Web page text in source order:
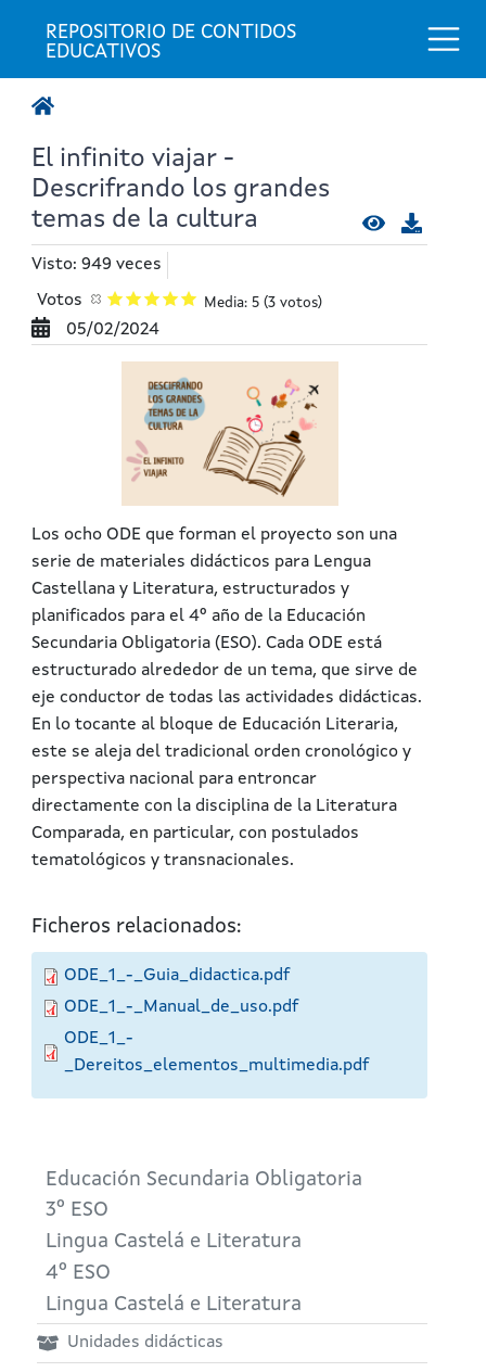
REPOSITORIO DE CONTIDOS
EDUCATIVOS
El infinito viajar -
Descrifrando los grandes
temas de la cultura
Visto: 949 veces
Votos Media: 5 (3 votos)
05/02/2024
Los ocho ODE que forman el proyecto son una
serie de materiales didácticos para Lengua
Castellana y Literatura, estructurados y
planificados para el 4º año de la Educación
Secundaria Obligatoria (ESO). Cada ODE está
estructurado alrededor de un tema, que sirve de
eje conductor de todas las actividades didácticas.
En lo tocante al bloque de Educación Literaria,
este se aleja del tradicional orden cronológico y
perspectiva nacional para entroncar
directamente con la disciplina de la Literatura
Comparada, en particular, con postulados
tematológicos y transnacionales.
Ficheros relacionados:
ODE_1_-_Guia_didactica.pdf
ODE_1_-_Manual_de_uso.pdf
ODE_1_-
_Dereitos_elementos_multimedia.pdf
Educación Secundaria Obligatoria
3º ESO
Lingua Castelá e Literatura
4º ESO
Lingua Castelá e Literatura
Unidades didácticas